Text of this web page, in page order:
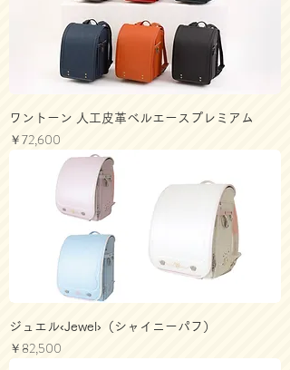
ワントーン 人工皮革ベルエースプレミアム
価格
￥72,600
ジュエル‹Jewel›（シャイニーパフ）
価格
￥82,500